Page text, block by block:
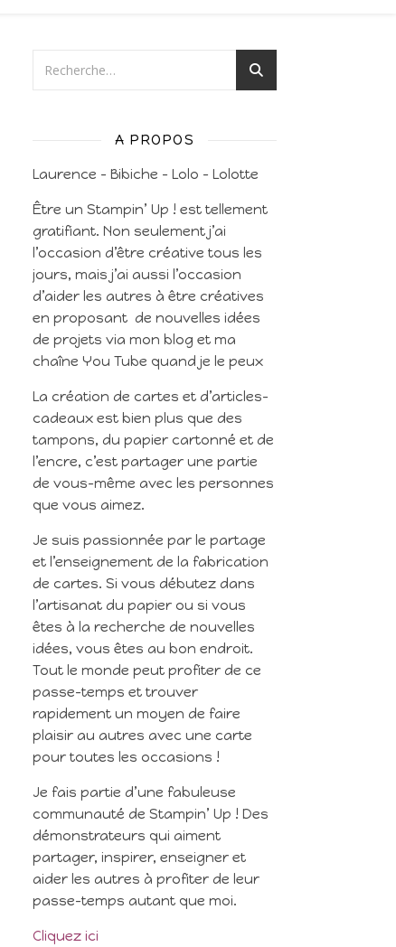
A PROPOS
Laurence – Bibiche – Lolo – Lolotte
Être un Stampin’ Up ! est tellement
gratifiant. Non seulement j’ai
l’occasion d’être créative tous les
jours, mais j’ai aussi l’occasion
d’aider les autres à être créatives
en proposant de nouvelles idées
de projets via mon blog et ma
chaîne You Tube quand je le peux
La création de cartes et d’articles-
cadeaux est bien plus que des
tampons, du papier cartonné et de
l’encre, c’est partager une partie
de vous-même avec les personnes
que vous aimez.
Je suis passionnée par le partage
et l’enseignement de la fabrication
de cartes. Si vous débutez dans
l’artisanat du papier ou si vous
êtes à la recherche de nouvelles
idées, vous êtes au bon endroit.
Tout le monde peut profiter de ce
passe-temps et trouver
rapidement un moyen de faire
plaisir au autres avec une carte
pour toutes les occasions !
Je fais partie d’une fabuleuse
communauté de Stampin’ Up ! Des
démonstrateurs qui aiment
partager, inspirer, enseigner et
aider les autres à profiter de leur
passe-temps autant que moi.
Cliquez ici